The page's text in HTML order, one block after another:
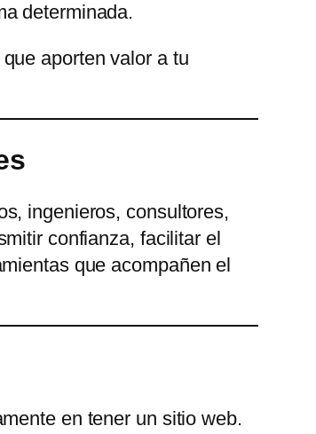
determinada.
aporten valor a tu
ingenieros, consultores,
confianza, facilitar el
que acompañen el
en tener un sitio web.